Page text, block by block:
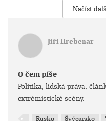
Načíst
Jiří Hrebenar
O čem píše
Politika, lidská práva,
extrémistické scény.
Rusko Švýcarsko